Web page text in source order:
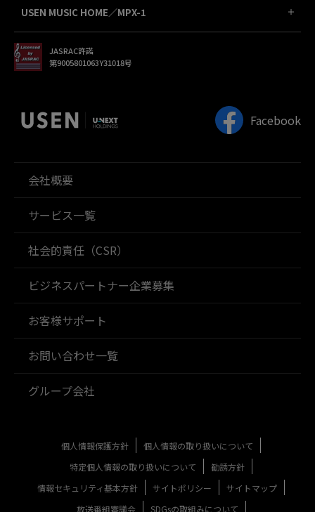
USEN MUSIC HOME／MPX-1
JASRAC許諾
第9005801063Y31018号
Facebook
会社概要
サービス一覧
社会的責任（CSR）
ビジネスパートナー企業募集
お客様サポート
お問い合わせ一覧
グループ会社
個人情報保護方針
個人情報の取り扱いについて
特定個人情報の取り扱いについて
勧誘方針
情報セキュリティ基本方針
サイトポリシー
サイトマップ
放送番組審議会
SDGsの取組みについて